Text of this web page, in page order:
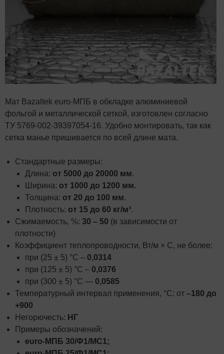
Мат Bazaltek euro-МПБ в обкладке алюминиевой
фольгой и металлической сеткой, изготовлен согласно
ТУ 5769-002-39397054-16. Удобно монтировать, так как
сетка манье пришивается по всей длине мата.
Стандартные размеры:
Длина: от 5000 до 20000 мм.
Ширина: от 1000 до 1200 мм.
Толщина: от 20 до 100 мм.
Плотность: от 15 до 60 кг/м³.
Сжимаемость, %: 30 – 50 (в зависимости от
плотности)
Коэффициент теплопроводности, Вт/м × С, не более:
при (25 ± 5) °С – 0,0314
при (125 ± 5) °С – 0,0376
при (300 ± 5) °С — 0,0585
Температурный интервал применения, °С: от –180 до
+900
Негорючесть: НГ
Примеры обозначений:
euro-МПБ 30/Ф1/МС1;